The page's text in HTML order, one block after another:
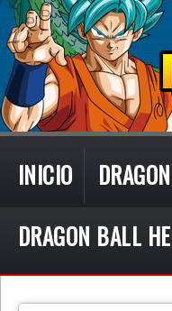
INICIO
DRAGON BALL